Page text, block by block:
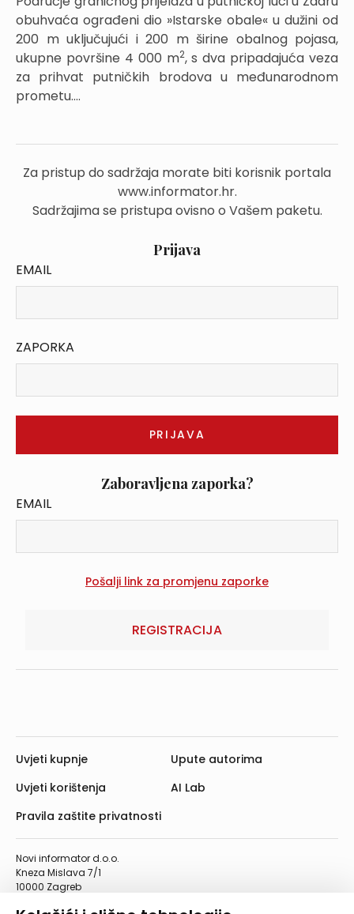
obuhvaća ograđeni dio »Istarske obale« u dužini od
200 m uključujući i 200 m širine obalnog pojasa,
ukupne površine 4 000 m2, s dva pripadajuća veza
za prihvat putničkih brodova u međunarodnom
prometu....
Za pristup do sadržaja morate biti korisnik portala
www.informator.hr.
Sadržajima se pristupa ovisno o Vašem paketu.
Prijava
EMAIL
ZAPORKA
Zaboravljena zaporka?
EMAIL
REGISTRACIJA
Novi informator d.o.o.
Kneza Mislava 7/1
10000 Zagreb
Uvjeti kupnje
Uvjeti korištenja
Pravila zaštite privatnosti
Upute autorima
AI Lab